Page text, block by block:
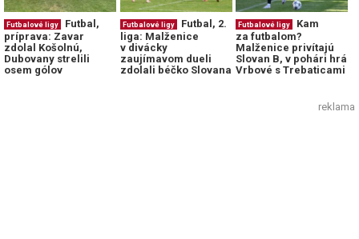
Futbalové ligy
Futbal,
príprava: Zavar
zdolal Košolnú,
Dubovany strelili
osem gólov
Futbalové ligy
Futbal, 2.
liga: Malženice
v divácky
zaujímavom dueli
zdolali béčko Slovana
Futbalové ligy
Kam
za futbalom?
Malženice privítajú
Slovan B, v pohári hrá
Vrbové s Trebaticami
reklama